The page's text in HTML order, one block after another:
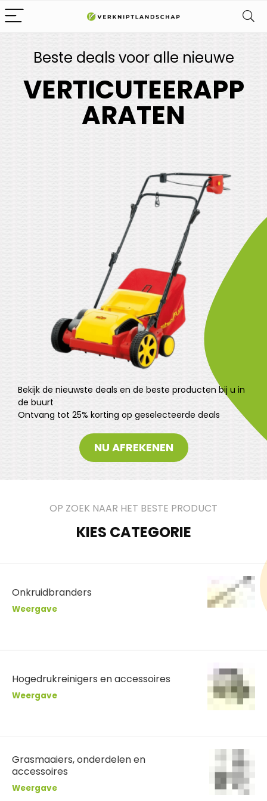
Beste deals voor alle nieuwe
VERTICUTEERAPP
ARATEN
Bekijk de nieuwste deals en de beste producten bij u in
de buurt
Ontvang tot 25% korting op geselecteerde deals
NU AFREKENEN
OP ZOEK NAAR HET BESTE PRODUCT
KIES CATEGORIE
Onkruidbranders
Weergave
Hogedrukreinigers en accessoires
Weergave
Grasmaaiers, onderdelen en
accessoires
Weergave